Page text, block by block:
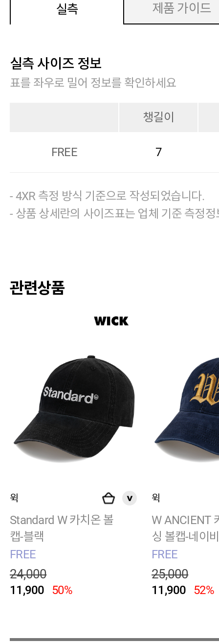
실측 제품 가이드
실측 사이즈 정보
표를 좌우로 밀어 정보를 확인하세요
챙길이
FREE 7
- 4XR 측정 방식 기준으로 작성되었습니다.
- 상품 상세란의 사이즈표는 업체 기준 측정정
관련상품
윅
Standard W 카치온 볼
캡-블랙
FREE
24,000
11,900 50%
윅
W ANCIENT
싱 볼캡-네이
FREE
25,000
11,900 52%